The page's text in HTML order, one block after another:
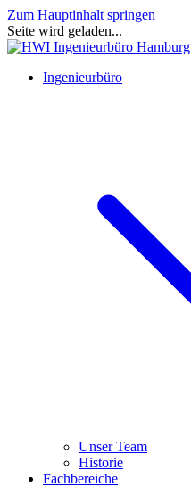
Zum Hauptinhalt springen
Seite wird geladen...
Ingenieurbüro
Unser Team
Historie
Fachbereiche